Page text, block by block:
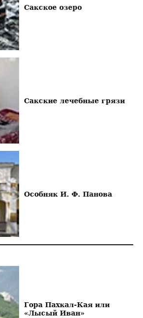
Сакское озеро
Сакские лечебные грязи
Особняк И. Ф. Панова
Гора Пахкал-Кая или
«Лысый Иван»